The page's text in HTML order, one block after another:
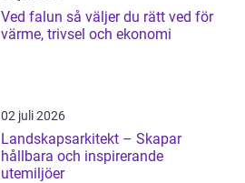
Ved falun så väljer du rätt ved för
värme, trivsel och ekonomi
02 juli 2026
Landskapsarkitekt – Skapar
hållbara och inspirerande
utemiljöer